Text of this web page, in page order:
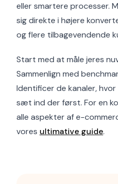
eller smartere processer.
sig direkte i højere
og flere tilbagevendende
Start med at måle jeres
Sammenlign med
Identificer de kanaler,
sæt ind der først. For en
alle aspekter af e-
vores ultimative guide.